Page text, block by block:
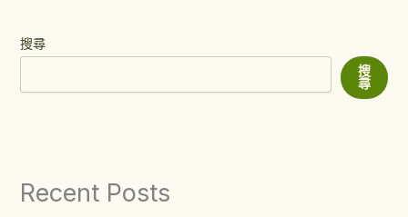
搜尋
搜
尋
Recent Posts